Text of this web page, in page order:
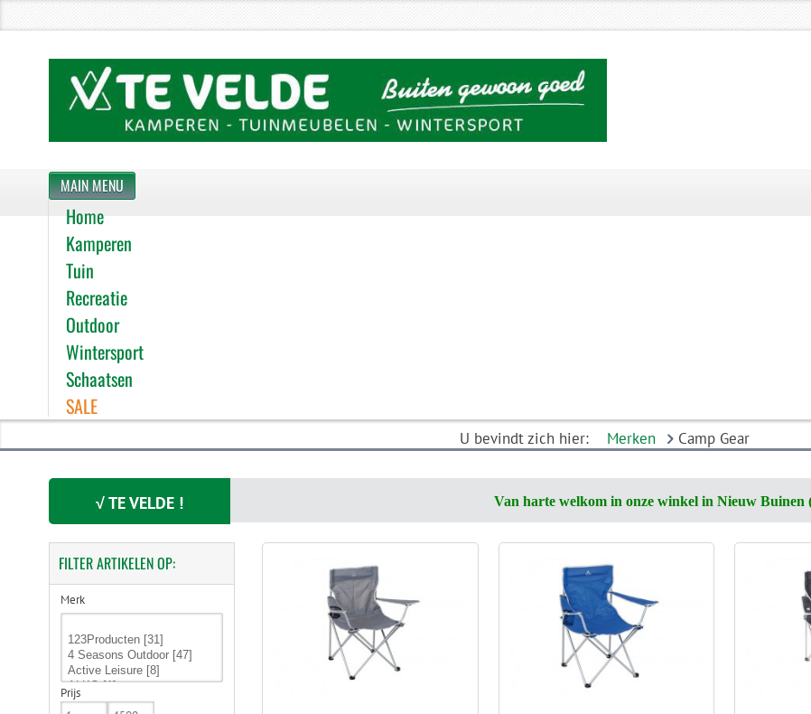
MAIN MENU
Home
Kamperen
Tuin
Recreatie
Outdoor
Wintersport
Schaatsen
SALE
U bevindt zich hier: Merken Camp Gear
√ TE VELDE ! Van harte welkom in onze winkel in Nieuw Buinen
FILTERARTIKELEN OP:
Merk
Prijs